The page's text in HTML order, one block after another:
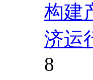
构建
济运
8